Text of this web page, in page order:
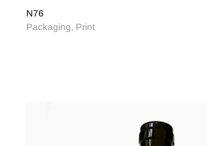
N76
Packaging, Print